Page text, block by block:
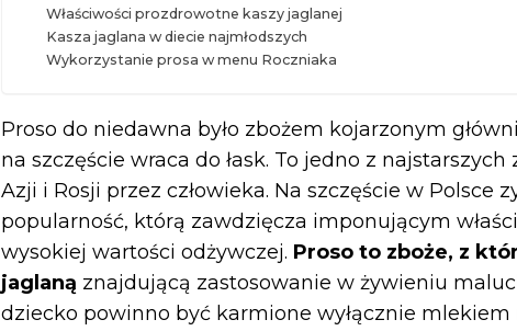
Właściwości prozdrowotne kaszy jaglanej
Kasza jaglana w diecie najmłodszych
Wykorzystanie prosa w menu Roczniaka
Proso do niedawna było zbożem kojarzonym
na szczęście wraca do łask. To jedno z
Azji i Rosji przez człowieka. Na szczęście w Polsce
popularność, którą zawdzięcza imponującym
wysokiej wartości odżywczej. Proso to zboże, z
jaglaną znajdującą zastosowanie w żywieniu
dziecko powinno być karmione wyłącznie